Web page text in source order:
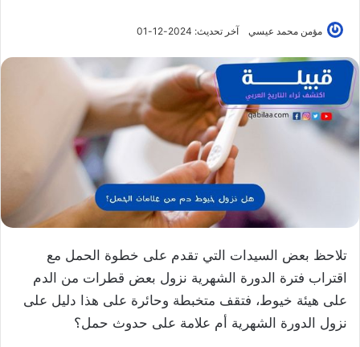
مؤمن محمد عيسي آخر تحديث: 2024-12-01
تلاحظ بعض السيدات التي تقدم على خطوة الحمل مع
اقتراب فترة الدورة الشهرية نزول بعض قطرات من الدم
على هيئة خيوط، فتقف متخبطة وحائرة على هذا دليل على
نزول الدورة الشهرية أم علامة على حدوث حمل؟